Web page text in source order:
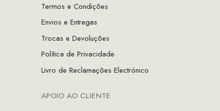
Termos e Condições
Envios e Entregas
Trocas e Devoluções
Política de Privacidade
Livro de Reclamações Electrónico
APOIO AO CLIENTE